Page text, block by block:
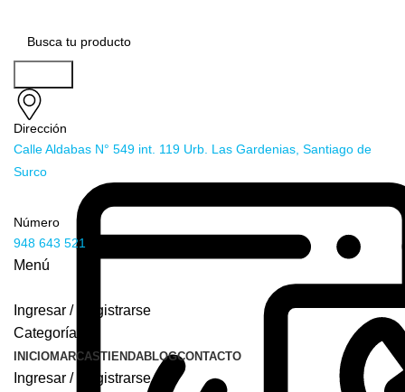
Dirección
Calle Aldabas N° 549 int. 119 Urb. Las Gardenias, Santiago de
Surco
Número
948 643 521
Menú
Ingresar / Registrarse
Categorías
INICIOMARCASTIENDABLOGCONTACTO
Ingresar / Registrarse